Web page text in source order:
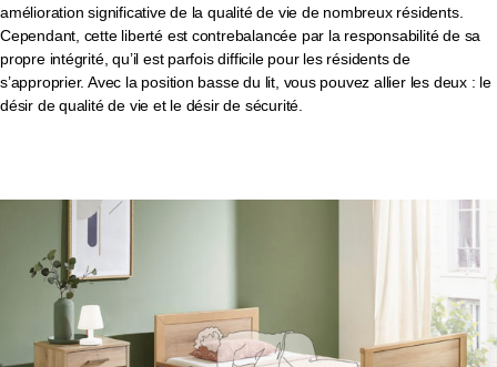
amélioration significative de la qualité de vie de nombreux résidents.
Cependant, cette liberté est contrebalancée par la responsabilité de sa
propre intégrité, qu’il est parfois difficile pour les résidents de
s’approprier. Avec la position basse du lit, vous pouvez allier les deux : le
désir de qualité de vie et le désir de sécurité.